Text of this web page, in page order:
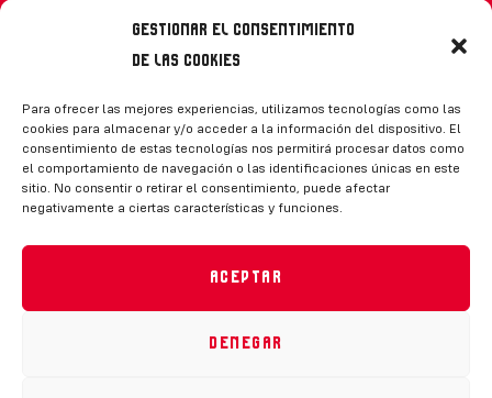
Gestionar el consentimiento
de las cookies
Para ofrecer las mejores experiencias, utilizamos tecnologías como las
cookies para almacenar y/o acceder a la información del dispositivo. El
consentimiento de estas tecnologías nos permitirá procesar datos como
el comportamiento de navegación o las identificaciones únicas en este
sitio. No consentir o retirar el consentimiento, puede afectar
negativamente a ciertas características y funciones.
Aceptar
Denegar
Síguenos